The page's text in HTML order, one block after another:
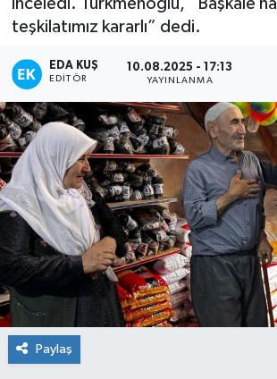
inceledi. Türkmenoğlu, “Başkale
teşkilatımız kararlı” dedi.
EDA KUŞ
EDITÖR
10.08.2025 - 17:13
YAYINLANMA
Paylaş